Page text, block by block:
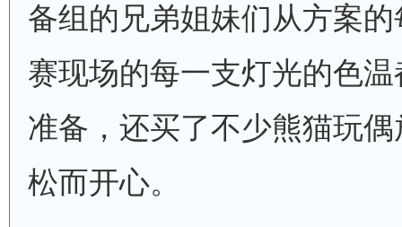
备组的兄弟姐妹们从方案
赛现场的每一支灯光的色
准备，还买了不少熊猫玩
松而开心。